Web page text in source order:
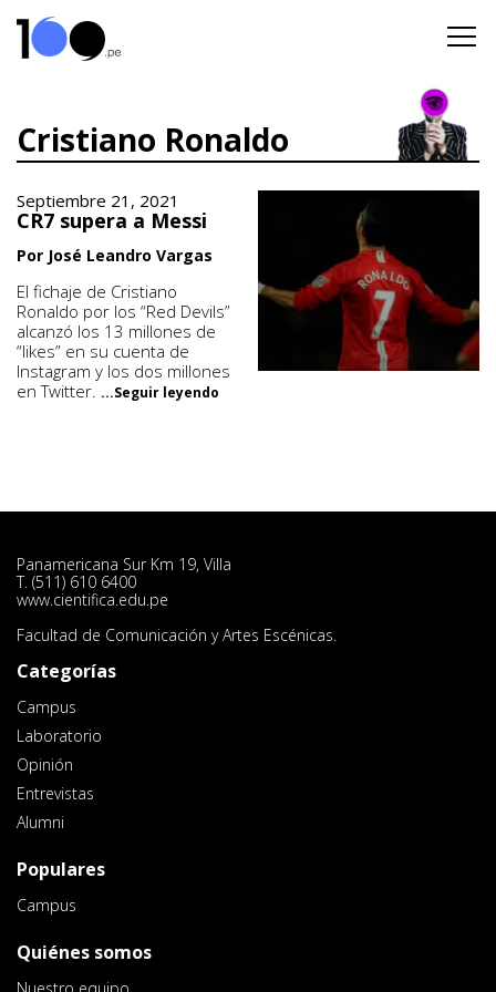
Cristiano Ronaldo
Septiembre 21, 2021
CR7 supera a Messi
Por José Leandro Vargas
El fichaje de Cristiano
Ronaldo por los “Red Devils”
alcanzó los 13 millones de
“likes” en su cuenta de
Instagram y los dos millones
en Twitter. ...Seguir leyendo
Panamericana Sur Km 19, Villa
T. (511) 610 6400
www.cientifica.edu.pe
Facultad de Comunicación y Artes Escénicas.
Categorías
Campus
Laboratorio
Opinión
Entrevistas
Alumni
Populares
Campus
Quiénes somos